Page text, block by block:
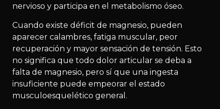
nervioso y participa en el metabolismo óseo.
Cuando existe déficit de magnesio, pueden
aparecer calambres, fatiga muscular, peor
recuperación y mayor sensación de tensión. Esto
no significa que todo dolor articular se deba a
falta de magnesio, pero sí que una ingesta
insuficiente puede empeorar el estado
musculoesquelético general.